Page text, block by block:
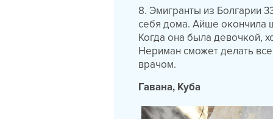
8. Эмигранты из Болгарии
себя дома. Айше окончила
Когда она была девочкой,
Нериман сможет делать
врачом.
Гавана, Куба